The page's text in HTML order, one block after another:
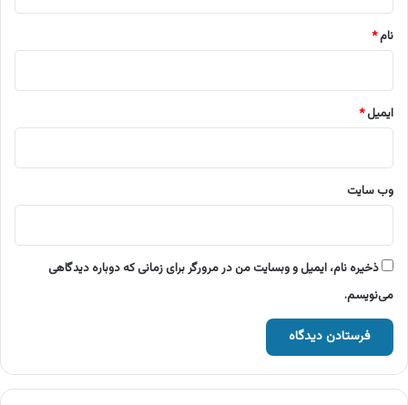
نام*
ایمیل*
وب‌ سایت
ذخیره نام، ایمیل و وبسایت من در مرورگر برای زمانی که دوباره دیدگاهی
می‌نویسم.